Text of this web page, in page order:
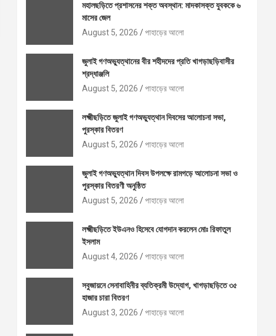
মহালছড়িতে প্রশাসনের শক্ত অবস্থান: মাদকাসক্ত যুবককে ৬
মাসের জেল
August 5, 2026
পাহাড়ের আলো
জুলাই গণঅভ্যুত্থানের বীর শহীদদের প্রতি খাগড়াছড়িবাসীর
শ্রদ্ধাঞ্জলি
August 5, 2026
পাহাড়ের আলো
লক্ষ্মীছড়িতে জুলাই গণঅভ্যুত্থান দিবসের আলোচনা সভা,
পুরস্কার বিতরণ
August 5, 2026
পাহাড়ের আলো
জুলাই গণঅভ্যুত্থান দিবস উপলক্ষে রামগড়ে আলোচনা সভা ও
পুরস্কার বিতরণী অনুষ্ঠিত
August 5, 2026
পাহাড়ের আলো
লক্ষ্মীছড়িতে ইউএনও হিসেবে যোগদান করলেন মোঃ রিফাতুল
ইসলাম
August 4, 2026
পাহাড়ের আলো
সবুজায়নে সেনাবাহিনীর ব্যতিক্রমী উদ্যোগ, খাগড়াছড়িতে ৩৫
হাজার চারা বিতরণ
August 3, 2026
পাহাড়ের আলো